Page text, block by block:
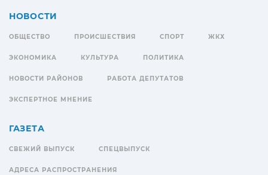
НОВОСТИ
ОБЩЕСТВО ПРОИСШЕСТВИЯ СПОРТ ЖКХ
ЭКОНОМИКА КУЛЬТУРА ПОЛИТИКА
НОВОСТИ РАЙОНОВ РАБОТА ДЕПУТАТОВ
ЭКСПЕРТНОЕ МНЕНИЕ
ГАЗЕТА
СВЕЖИЙ ВЫПУСК СПЕЦВЫПУСК
АДРЕСА РАСПРОСТРАНЕНИЯ